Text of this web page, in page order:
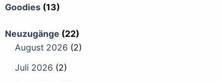
Goodies (13)
Neuzugänge (22)
August 2026 (2)
Juli 2026 (2)